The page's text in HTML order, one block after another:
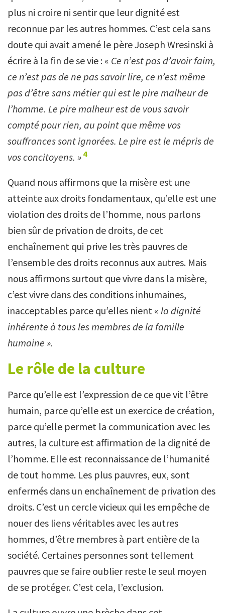
plus ni croire ni sentir que leur dignité est
reconnue par les autres hommes. C’est cela sans
doute qui avait amené le père Joseph Wresinski à
écrire à la fin de se vie : « Ce n’est pas d’avoir faim,
ce n’est pas de ne pas savoir lire, ce n’est même
pas d’être sans métier qui est le pire malheur de
l’homme. Le pire malheur est de vous savoir
compté pour rien, au point que même vos
souffrances sont ignorées. Le pire est le mépris de
vos concitoyens. » 4
Quand nous affirmons que la misère est une
atteinte aux droits fondamentaux, qu’elle est une
violation des droits de l’homme, nous parlons
bien sûr de privation de droits, de cet
enchaînement qui prive les très pauvres de
l’ensemble des droits reconnus aux autres. Mais
nous affirmons surtout que vivre dans la misère,
c’est vivre dans des conditions inhumaines,
inacceptables parce qu’elles nient « la dignité
inhérente à tous les membres de la famille
humaine ».
Le rôle de la culture
Parce qu’elle est l’expression de ce que vit l’être
humain, parce qu’elle est un exercice de création,
parce qu’elle permet la communication avec les
autres, la culture est affirmation de la dignité de
l’homme. Elle est reconnaissance de l’humanité
de tout homme. Les plus pauvres, eux, sont
enfermés dans un enchaînement de privation des
droits. C’est un cercle vicieux qui les empêche de
nouer des liens véritables avec les autres
hommes, d’être membres à part entière de la
société. Certaines personnes sont tellement
pauvres que se faire oublier reste le seul moyen
de se protéger. C’est cela, l’exclusion.